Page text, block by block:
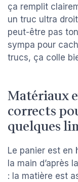
ça remplit
un truc ultra
peut-être pas
sympa pour
trucs, ça colle
Matériaux
corrects
quelques
Le panier est en
la main d’après
: la matière est